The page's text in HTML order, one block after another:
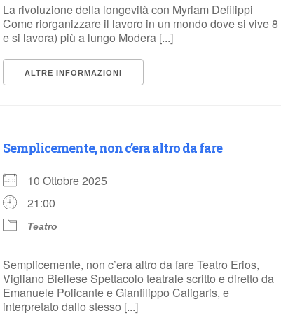
La rivoluzione della longevità con Myriam Defilippi
Come riorganizzare il lavoro in un mondo dove si vive 8
e si lavora) più a lungo Modera [...]
ALTRE INFORMAZIONI
Semplicemente, non c’era altro da fare
10 Ottobre 2025
21:00
Teatro
Semplicemente, non c’era altro da fare Teatro Erios,
Vigliano Biellese Spettacolo teatrale scritto e diretto da
Emanuele Policante e Gianfilippo Caligaris, e
interpretato dallo stesso [...]